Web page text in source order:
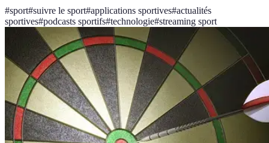
#sport#suivre le sport#applications sportives#actualités
sportives#podcasts sportifs#technologie#streaming sport